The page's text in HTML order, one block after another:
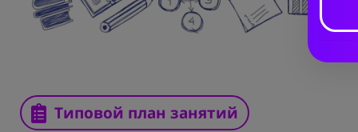
Типовой план занятий